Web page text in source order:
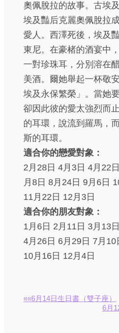
奧佩脫拉的故事。古埃
埃及豔后克麗奧佩脫拉
愛人。西澤死後，埃及
東尼。在豪楮的酒宴中
一對珍珠耳，分別溶在
美酒。爾她舉起一杯敬
埃及永保繁榮」。當她
卻因此彼的愛太強烈而
的耳環，說流到羅馬，
斯的耳環。
適合你的戀愛對象：
2月28日 4月3日 4月22
月8日 8月24日 9月6日
11月22日 12月3日
適合你的朋友對象：
1月6日 2月11日 3月13
4月26日 6月29日 7月10
10月16日 12月4日
««6月14日生日書（雙子座）
6月